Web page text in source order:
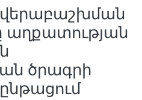
աղքատության
ծրագրի